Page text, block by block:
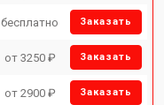
бесплатно Заказать
от 3250 ₽ Заказать
от 2900 ₽ Заказать